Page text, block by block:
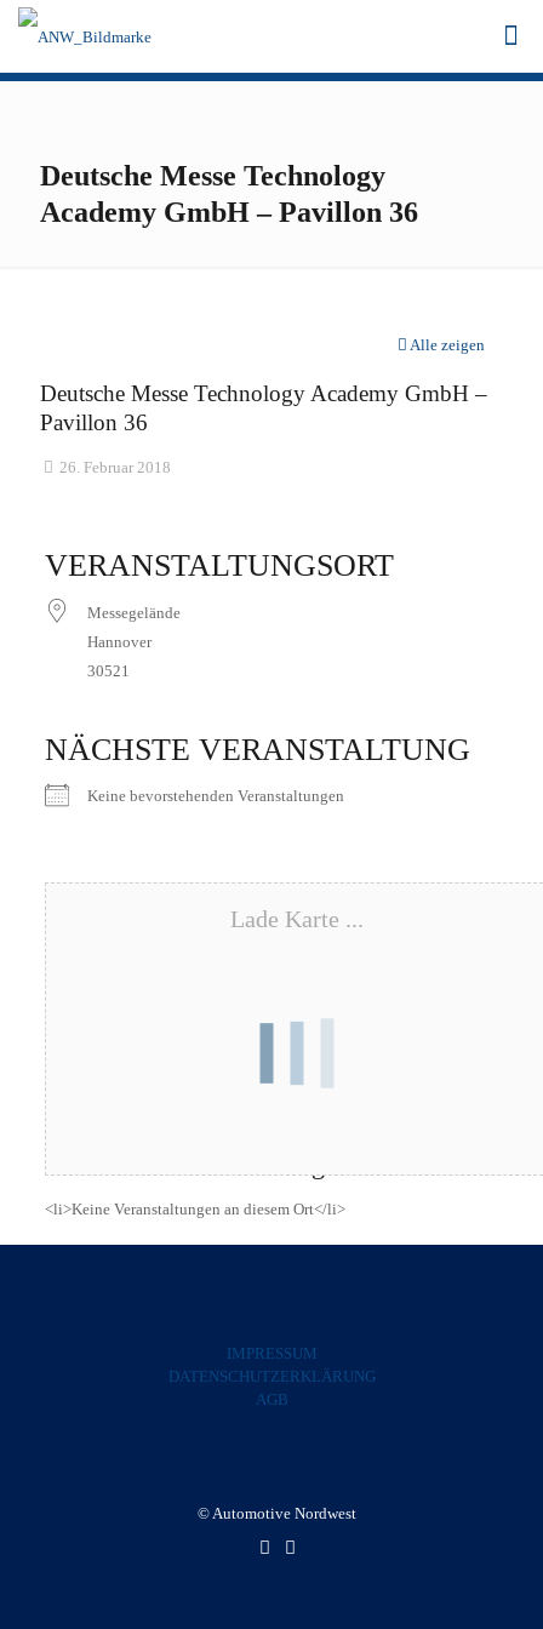
Deutsche Messe Technology
Academy GmbH – Pavillon 36
Alle zeigen
Deutsche Messe Technology Academy GmbH –
Pavillon 36
26. Februar 2018
VERANSTALTUNGSORT
Messegelände
Hannover
30521
NÄCHSTE VERANSTALTUNG
Keine bevorstehenden Veranstaltungen
Lade Karte ...
Kommende Veranstaltungen
<li>Keine Veranstaltungen an diesem Ort</li>
IMPRESSUM
DATENSCHUTZERKLÄRUNG
AGB
© Automotive Nordwest